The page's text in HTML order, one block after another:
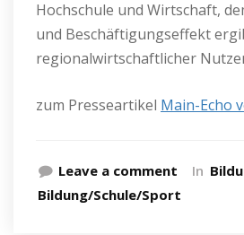
Hochschule und Wirtschaft,
und Beschäftigungseffekt
regionalwirtschaftlicher
zum Presseartikel Main-Echo
Leave a comment In
Bildung/Schule/Sport